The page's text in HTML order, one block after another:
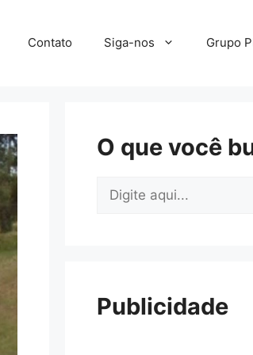
Contato Siga-nos Grupo
O que você
Publicidade